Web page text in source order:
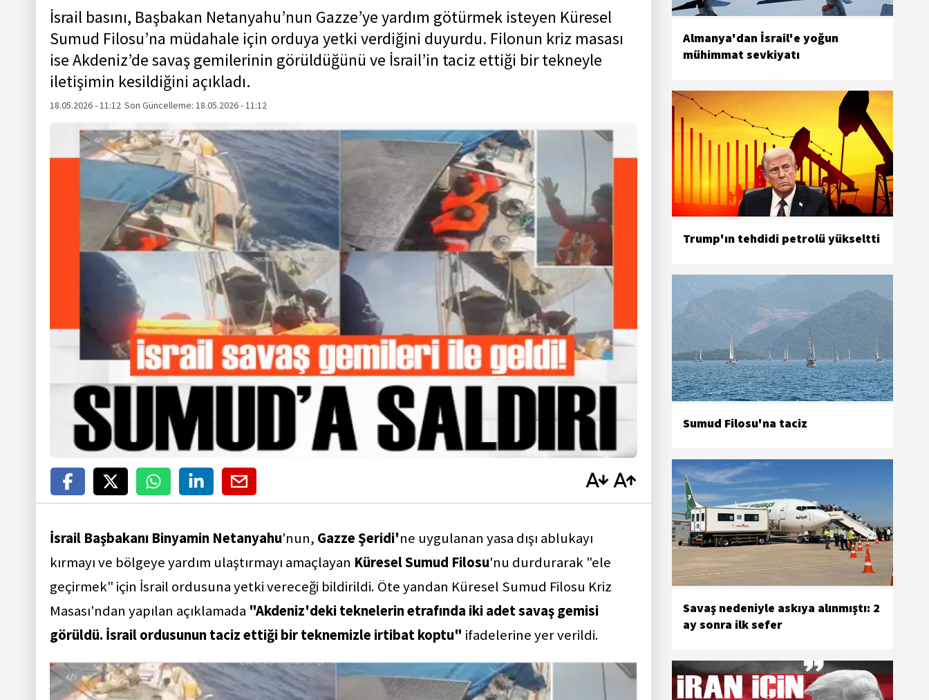
İsrail basını, Başbakan Netanyahu’nun Gazze’ye yardım götürmek isteyen Küresel
Sumud Filosu’na müdahale için orduya yetki verdiğini duyurdu. Filonun kriz masası
ise Akdeniz’de savaş gemilerinin görüldüğünü ve İsrail’in taciz ettiği bir tekneyle
iletişimin kesildiğini açıkladı.
18.05.2026 - 11:12 Son Güncelleme:18.05.2026 - 11:12
İsrail Başbakanı Binyamin Netanyahu'nun, Gazze Şeridi'ne uygulanan yasa dışı ablukayı
kırmayı ve bölgeye yardım ulaştırmayı amaçlayan Küresel Sumud Filosu'nu durdurarak "ele
geçirmek" için İsrail ordusuna yetki vereceği bildirildi. Öte yandan Küresel Sumud Filosu Kriz
Masası'ndan yapılan açıklamada "Akdeniz'deki teknelerin etrafında iki adet savaş gemisi
görüldü. İsrail ordusunun taciz ettiği bir teknemizle irtibat koptu" ifadelerine yer verildi.
Almanya'dan İsrail'e yoğun
mühimmat sevkiyatı
Trump'ın tehdidi petrolü yükseltti
Sumud Filosu'na taciz
Savaş nedeniyle askıya alınmıştı: 2
ay sonra ilk sefer